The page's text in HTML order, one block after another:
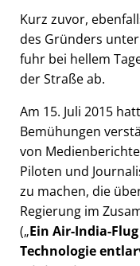
Kurz zuvor,
des Gründers
fuhr bei hellem
der Straße ab.
Am 15. Juli 2015
Bemühungen
von
Piloten und
zu machen, die
Regierung im
( Ein Air-India-
Technologie